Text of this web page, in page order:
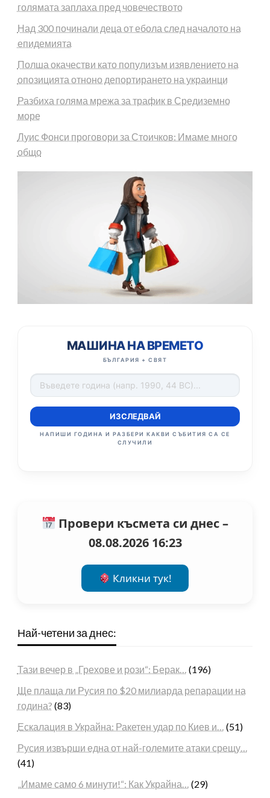
голямата заплаха пред човечеството
Над 300 починали деца от ебола след началото на
епидемията
Полша окачестви като популизъм изявлението на
опозицията отноно депортирането на украинци
Разбиха голяма мрежа за трафик в Средиземно
море
Луис Фонси проговори за Стоичков: Имаме много
общо
МАШИНА НА ВРЕМЕТО
БЪЛГАРИЯ + СВЯТ
ИЗСЛЕДВАЙ
НАПИШИ ГОДИНА И РАЗБЕРИ КАКВИ СЪБИТИЯ СА СЕ
СЛУЧИЛИ
Провери късмета си днес –
08.08.2026 16:23
Кликни тук!
Най-четени за днес:
Тази вечер в „Грехове и рози“: Берак… (196)
Ще плаща ли Русия по $20 милиарда репарации на
година? (83)
Ескалация в Украйна: Ракетен удар по Киев и… (51)
Русия извърши една от най-големите атаки срещу…
(41)
„Имаме само 6 минути!“: Как Украйна… (29)